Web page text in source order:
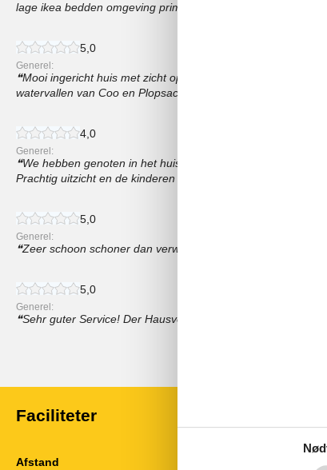
lage ikea bedden omgeving prima in weekend vol leven
5,0
Generel:
Mooi ingericht huis met zicht op de rivier. Ideaal voor 8
watervallen van Coo en Plopsacoo.
4,0
Generel:
We hebben genoten in het huis, en het was ook schoon.
Prachtig uitzicht en de kinderen hebben zich vermaakt !
5,0
Generel:
Zeer schoon schoner dan verwacht en alles is heel netjes
5,0
Generel:
Sehr guter Service! Der Hausverwalter hat immer unterstützt
Faciliteter
Afstand